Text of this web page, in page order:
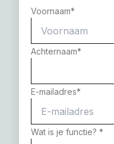
Voornaam*
Achternaam*
E-mailadres*
Wat is je functie? *